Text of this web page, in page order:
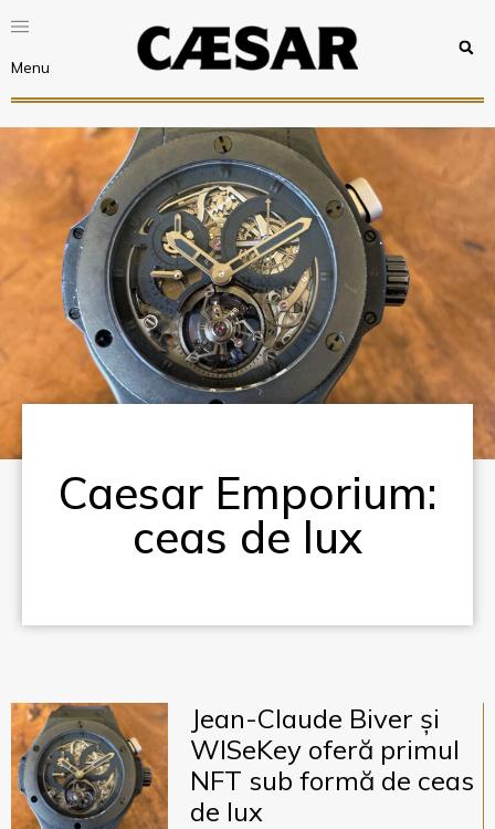
Menu
Caesar Emporium:
ceas de lux
Jean-Claude Biver și
WISeKey oferă primul
NFT sub formă de ceas
de lux